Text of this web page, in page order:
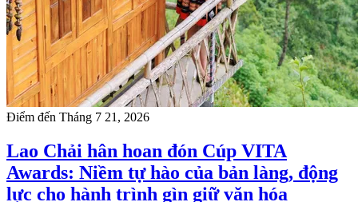
Điểm đến Tháng 7 21, 2026
Lao Chải hân hoan đón Cúp VITA
Awards: Niềm tự hào của bản làng, động
lực cho hành trình gìn giữ văn hóa